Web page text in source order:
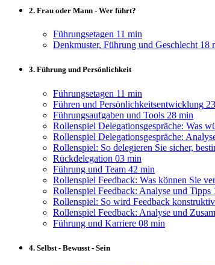
2. Frau oder Mann - Wer führt?
Führungsetagen 11 min
Denkmuster, Führung und Geschlecht 18
3. Führung und Persönlichkeit
Führungsetagen 11 min
Führen und Persönlichkeitsentwicklung
Führungsaufgaben und Tools 28 min
Rollenspiel Delegationsgespräche: Was
Rollenspiel Delegationsgespräche:
Rollenspiel: So delegieren Sie sicher,
Rückdelegation 03 min
Führung und Team 42 min
Rollenspiel Feedback: Was können Sie
Rollenspiel Feedback: Analyse und Tipps
Rollenspiel: So wird Feedback konstruktiv
Rollenspiel Feedback: Analyse und
Führung und Karriere 08 min
4. Selbst - Bewusst - Sein